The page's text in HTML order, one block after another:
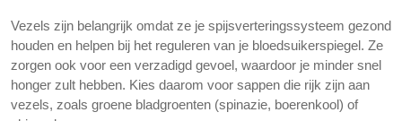
Vezels zijn belangrijk omdat ze je spijsverteringssysteem gezond
houden en helpen bij het reguleren van je bloedsuikerspiegel. Ze
zorgen ook voor een verzadigd gevoel, waardoor je minder snel
honger zult hebben. Kies daarom voor sappen die rijk zijn aan
vezels, zoals groene bladgroenten (spinazie, boerenkool) of